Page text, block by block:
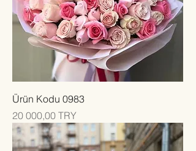
Ürün Kodu 0983
Цена
20 000,00 TRY